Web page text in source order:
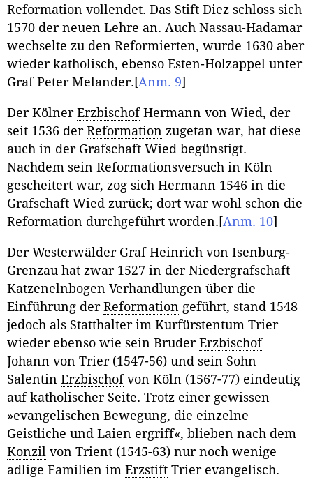
Reformation vollendet. Das Stift Diez schloss sich
1570 der neuen Lehre an. Auch Nassau-Hadamar
wechselte zu den Reformierten, wurde 1630 aber
wieder katholisch, ebenso Esten-Holzappel unter
Graf Peter Melander. [Anm. 9]
Der Kölner ErzbischofHermann von Wied, der
seit 1536 der Reformation zugetan war, hat diese
auch in der Grafschaft Wied begünstigt.
Nachdem sein Reformationsversuch in Köln
gescheitert war, zog sich Hermann 1546 in die
Grafschaft Wied zurück; dort war wohl schon die
Reformation durchgeführt worden. [Anm. 10]
Der Westerwälder Graf Heinrich von Isenburg-
Grenzau hat zwar 1527 in der Niedergrafschaft
Katzenelnbogen Verhandlungen über die
Einführung der Reformation geführt, stand 1548
jedoch als Statthalter im Kurfürstentum Trier
wieder ebenso wie sein Bruder Erzbischof
Johann von Trier (1547-56) und sein Sohn
Salentin Erzbischofvon Köln (1567-77) eindeutig
auf katholischer Seite. Trotz einer gewissen
»evangelischen Bewegung, die einzelne
Geistliche und Laien ergriff«, blieben nach dem
Konzil von Trient (1545-63) nur noch wenige
adlige Familien im Erzstift Trier evangelisch.